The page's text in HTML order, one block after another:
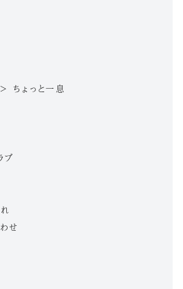
ちょっと一息
ブ
せ